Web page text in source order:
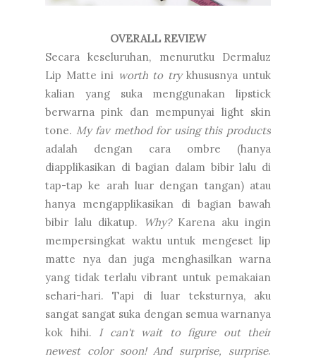
OVERALL REVIEW
Secara keseluruhan, menurutku Dermaluz
Lip Matte ini worth to trykhususnya untuk
kalian yang suka menggunakan lipstick
berwarna pink dan mempunyai light skin
tone. My fav method for using this products
adalah dengan cara ombre (hanya
diapplikasikan di bagian dalam bibir lalu di
tap-tap ke arah luar dengan tangan) atau
hanya mengapplikasikan di bagian bawah
bibir lalu dikatup.
Why?Karena aku ingin
mempersingkat waktu untuk mengeset lip
matte nya dan juga menghasilkan warna
yang tidak terlalu vibrant untuk pemakaian
sehari-hari. Tapi di luar teksturnya, aku
sangat sangat suka dengan semua warnanya
kok hihi.
I can't wait to figure out their
newest color soon! And surprise, surprise.